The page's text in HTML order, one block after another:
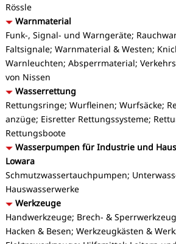
Rössle
Warnmaterial
Funk-, Signal- und Warngeräte;
Faltsignale; Warnmaterial & Westen;
Warnleuchten; Absperrmaterial;
von Nissen
Wasserrettung
Rettungsringe; Wurfleinen; Wurfsäcke;
anzüge; Eisretter Rettungssysteme;
Rettungsboote
Wasserpumpen für Industrie und
Lowara
Schmutzwassertauchpumpen;
Hauswasserwerke
Werkzeuge
Handwerkzeuge; Brech- &
Hacken & Besen; Werkzeugkästen &